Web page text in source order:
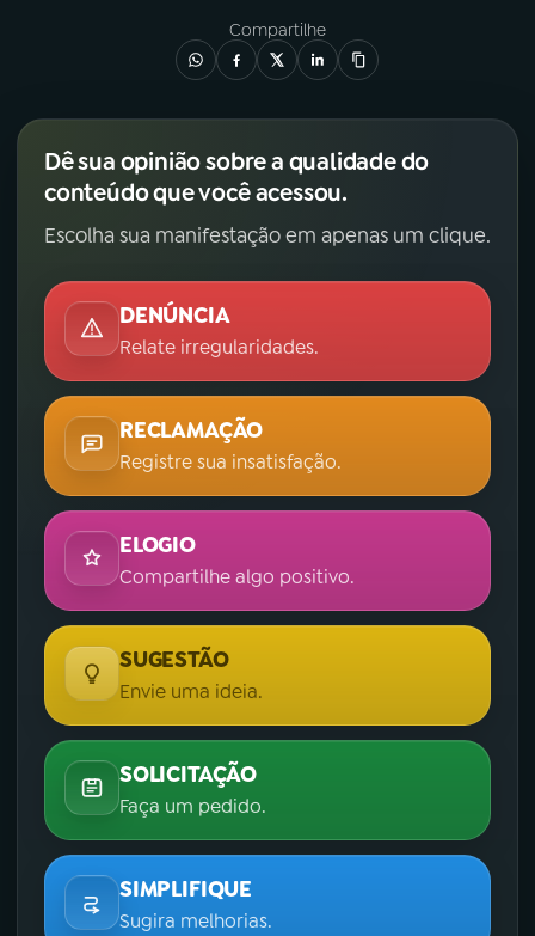
Compartilhe
Dê sua opinião sobre a qualidade do
conteúdo que você acessou.
Escolha sua manifestação em apenas um clique.
DENÚNCIA
Relate irregularidades.
RECLAMAÇÃO
Registre sua insatisfação.
ELOGIO
Compartilhe algo positivo.
SUGESTÃO
Envie uma ideia.
SOLICITAÇÃO
Faça um pedido.
SIMPLIFIQUE
Sugira melhorias.